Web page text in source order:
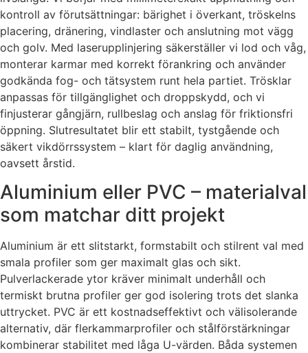
kontroll av förutsättningar: bärighet i överkant, tröskelns
placering, dränering, vindlaster och anslutning mot vägg
och golv. Med laserupplinjering säkerställer vi lod och våg,
monterar karmar med korrekt förankring och använder
godkända fog- och tätsystem runt hela partiet. Trösklar
anpassas för tillgänglighet och droppskydd, och vi
finjusterar gångjärn, rullbeslag och anslag för friktionsfri
öppning. Slutresultatet blir ett stabilt, tystgående och
säkert vikdörrssystem – klart för daglig användning,
oavsett årstid.
Aluminium eller PVC – materialval
som matchar ditt projekt
Aluminium är ett slitstarkt, formstabilt och stilrent val med
smala profiler som ger maximalt glas och sikt.
Pulverlackerade ytor kräver minimalt underhåll och
termiskt brutna profiler ger god isolering trots det slanka
uttrycket. PVC är ett kostnadseffektivt och välisolerande
alternativ, där flerkammarprofiler och stålförstärkningar
kombinerar stabilitet med låga U-värden. Båda systemen